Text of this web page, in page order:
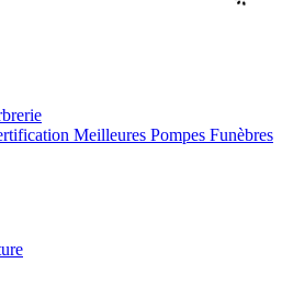
Meilleures Pompes Funèbres